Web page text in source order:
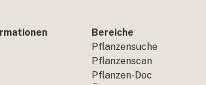
Bereiche
Pflanzensuche
Pflanzenscan
Pflanzen-Doc